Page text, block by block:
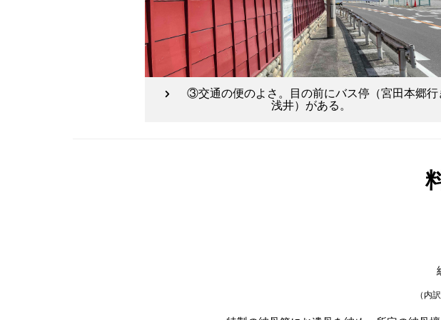
③交通の便のよさ。目の前にバス停（宮田本郷
浅井）がある。
（内